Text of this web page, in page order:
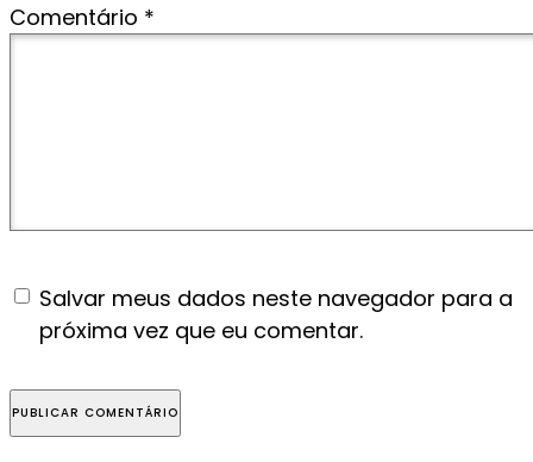
Comentário *
Salvar meus dados neste navegador para a
próxima vez que eu comentar.